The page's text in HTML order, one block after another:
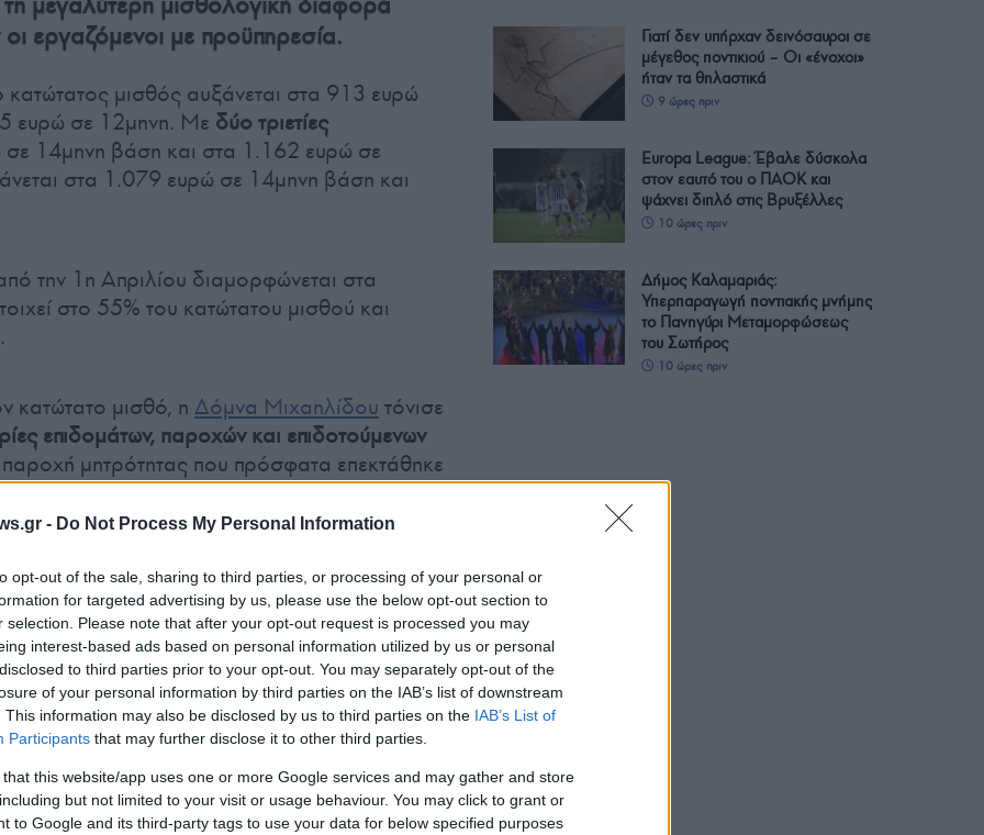
- Do Not Process My Personal Information
opt-out of the sale, sharing to third parties, or processing of your personal or
for targeted advertising by us, please use the below opt-out section to
selection. Please note that after your opt-out request is processed you may
interest-based ads based on personal information utilized by us or personal
to third parties prior to your opt-out. You may separately opt-out of the
of your personal information by third parties on the IAB’s list of downstream
This information may also be disclosed by us to third parties on the IAB’s List of
Participants that may further disclose it to other third parties.
that this website/app uses one or more Google services and may gather and store
but not limited to your visit or usage behaviour. You may click to grant or
to Google and its third-party tags to use your data for below specified purposes
εργαζόμενοι με προϋπηρεσία.
κατώτατος μισθός αυξάνεται στα 913 ευρώ
ευρώ σε 12μηνη. Με δύο τριετίες
14μηνη βάση και στα 1.162 ευρώ σε
στα 1.079 ευρώ σε 14μηνη βάση και
την 1η Απριλίου διαμορφώνεται στα
στο 55% του κατώτατου μισθού και
κατώτατο μισθό, η Δόμνα Μιχαηλίδου τόνισε
επιδομάτων, παροχών και επιδοτούμενων
παροχή μητρότητας που πρόσφατα επεκτάθηκε
για εννέα μήνες και ισούται με
Βοήθημα Ευάλωτων Ομάδων που θα
Γιατί δεν υπήρχαν δεινόσαυροι σε
μέγεθος ποντικιού – Οι «ένοχοι»
ήταν τα θηλαστικά
9 ώρες πριν
Europa League: Έβαλε δύσκολα
στον εαυτό του ο ΠΑΟΚ και
ψάχνει διπλό στις Βρυξέλλες
10 ώρες πριν
Δήμος Καλαμαριάς:
Υπερπαραγωγή ποντιακής μνήμης
το Πανηγύρι Μεταμορφώσεως
του Σωτήρος
10 ώρες πριν